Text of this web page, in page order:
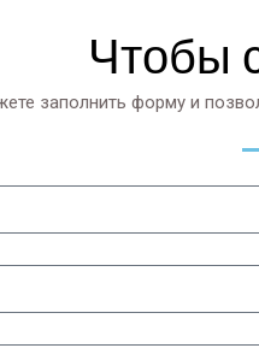
Чтобы
заполнить форму и